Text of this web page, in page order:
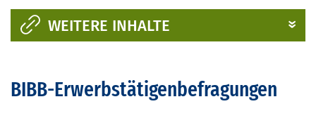
WEITERE INHALTE
BIBB-Erwerbstätigenbefragungen